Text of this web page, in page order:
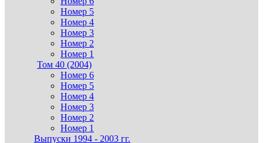
Номер 5
Номер 4
Номер 3
Номер 2
Номер 1
Том 40 (2004)
Номер 6
Номер 5
Номер 4
Номер 3
Номер 2
Номер 1
Выпуски 1994 - 2003 гг.